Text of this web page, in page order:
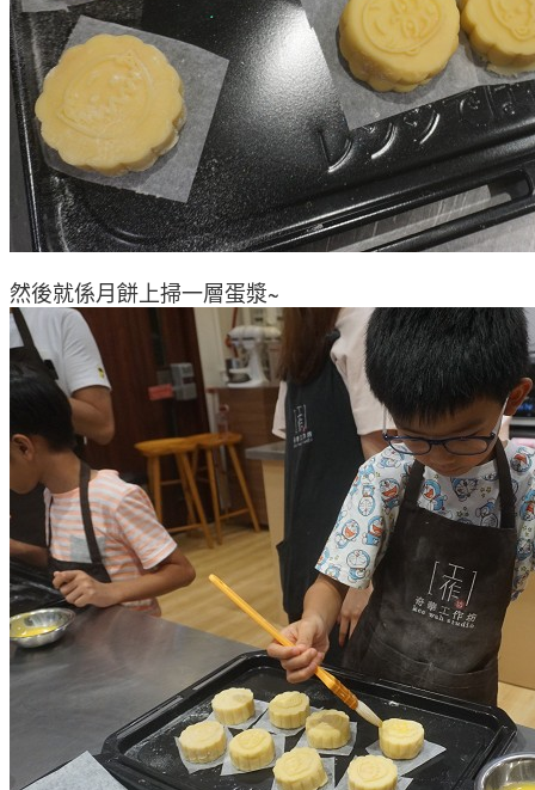
然後就係月餅上掃一層蛋漿~